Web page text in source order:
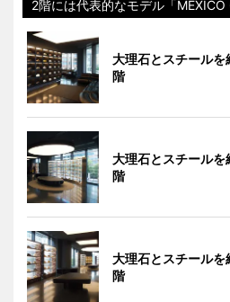
2階には代表的なモデル「
大理石とスチール
階
大理石とスチール
階
大理石とスチール
階